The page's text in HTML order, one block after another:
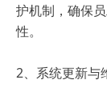
护机制，确保
性。
2、系统更新与